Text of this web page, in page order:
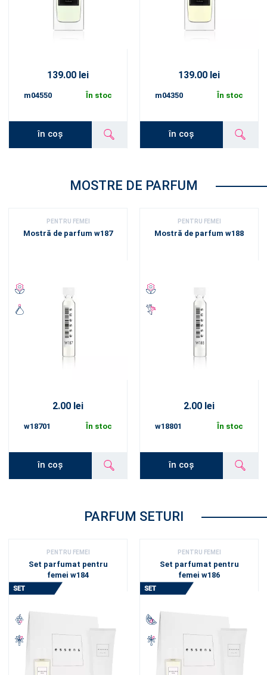
139.00 lei
m04550 În stoc
în coș
139.00 lei
m04350 În stoc
în coș
MOSTRE DE PARFUM
PENTRU FEMEI
Mostră de parfum w187
2.00 lei
w18701 În stoc
în coș
PENTRU FEMEI
Mostră de parfum w188
2.00 lei
w18801 În stoc
în coș
PARFUM SETURI
PENTRU FEMEI
Set parfumat pentru
femei w184
PENTRU FEMEI
Set parfumat pentru
femei w186